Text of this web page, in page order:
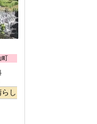
ー
し・眺望